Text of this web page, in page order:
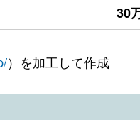
30
）を加工して作成